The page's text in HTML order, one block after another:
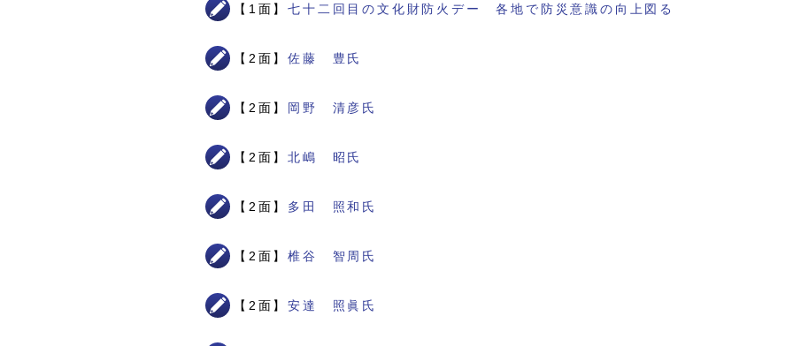
【1面】七十二回目の文化財防火デー 各地で防災意識の向上図る
【2面】佐藤 豊氏
【2面】 岡野 清彦氏
【2面】北嶋 昭氏
【2面】 多田 照和氏
【2面】椎谷 智周氏
【2面】安達 照眞氏